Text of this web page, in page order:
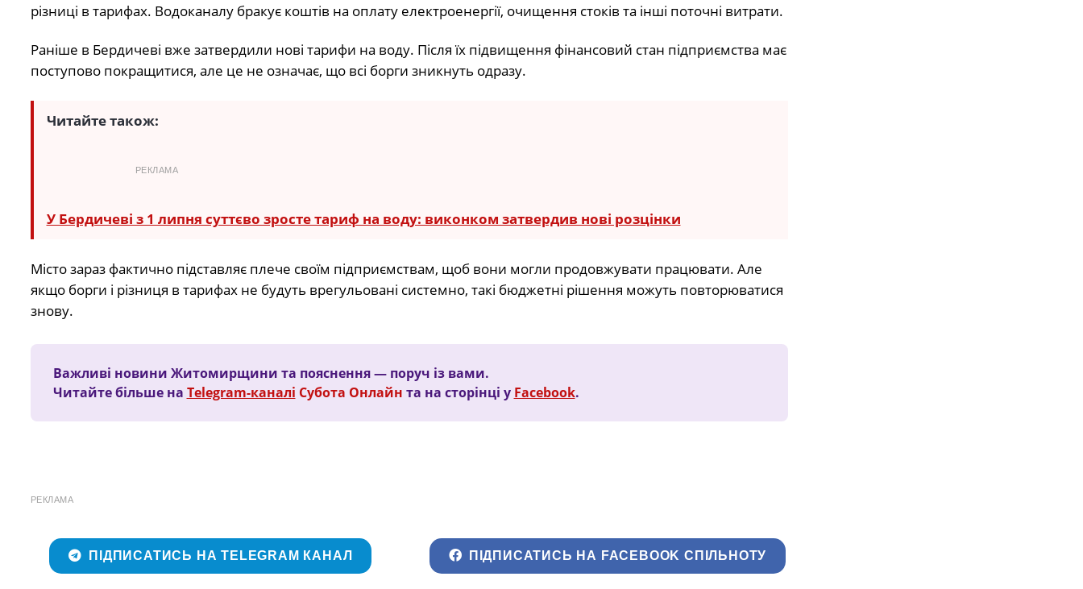
різниці в тарифах. Водоканалу бракує коштів на оплату електроенергії, очищення стоків та інші поточні витрати.
Раніше в Бердичеві вже затвердили нові тарифи на воду. Після їх підвищення фінансовий стан підприємства має
поступово покращитися, але це не означає, що всі борги зникнуть одразу.
Читайте також:
РЕКЛАМА
У Бердичеві з 1 липня суттєво зросте тариф на воду: виконком затвердив нові розцінки
Місто зараз фактично підставляє плече своїм підприємствам, щоб вони могли продовжувати працювати. Але
якщо борги і різниця в тарифах не будуть врегульовані системно, такі бюджетні рішення можуть повторюватися
знову.
Важливі новини Житомирщини та пояснення — поруч із вами.
Читайте більше на Telegram-каналі Субота Онлайн та на сторінці у Facebook.
РЕКЛАМА
ПІДПИСАТИСЬ НА TELEGRAM КАНАЛ ПІДПИСАТИСЬ НА FACEBOOK СПІЛЬНОТУ